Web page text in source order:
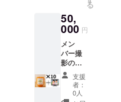
1cm³ 内
容量
60個
る
50,
000 円
メン
バー撮
影のお
礼のビ
デオレ
ター、
支援
者：
0人